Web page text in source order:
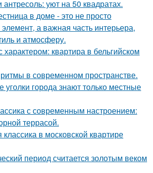
антресоль: уют на 50 квадратах.
в доме - это не просто
а важная часть интерьера,
и атмосферу.
квартира в бельгийском
в современном пространстве.
уголки города знают только местные
с современным настроением:
террасой.
в московской квартире
период считается золотым веком